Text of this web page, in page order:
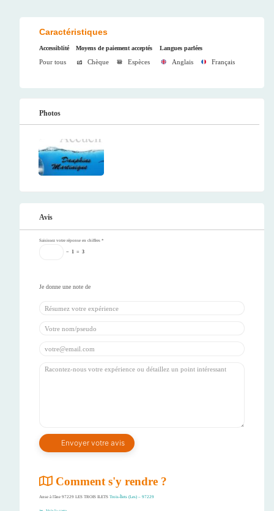
Caractéristiques
Accessiblité
Pour tous
Moyens de paiement acceptés
Chèque Espèces
Langues parlées
Anglais Français
Photos
Avis
Saisissez votre réponse en chiffres *
− 1 = 3
Comment s'y rendre ?
Anse à l'âne 97229 LES TROIS ILETS Trois-Îlets (Les) – 97229